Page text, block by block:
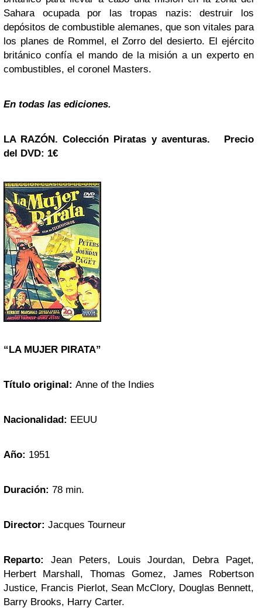
Sahara ocupada por las tropas nazis: destruir los
depósitos de combustible alemanes, que son vitales para
los planes de Rommel, el Zorro del desierto. El ejército
británico confía el mando de la misión a un experto en
combustibles, el coronel Masters.
En todas las ediciones.
LA RAZÓN. Colección Piratas y aventuras. Precio
del DVD: 1€
“LA MUJER PIRATA”
Título original: Anne of the Indies
Nacionalidad: EEUU
Año: 1951
Duración: 78 min.
Director: Jacques Tourneur
Reparto: Jean Peters, Louis Jourdan, Debra Paget,
Herbert Marshall, Thomas Gomez, James Robertson
Justice, Francis Pierlot, Sean McClory, Douglas Bennett,
Barry Brooks, Harry Carter.